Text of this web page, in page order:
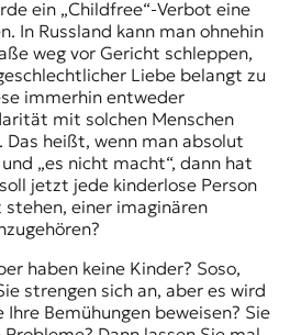
ein „Childfree“-Verbot eine
In Russland kann man ohnehin
weg vor Gericht schleppen,
Liebe belangt zu
immerhin entweder
mit solchen Menschen
Das heißt, wenn man absolut
„es nicht macht“, dann hat
jetzt jede kinderlose Person
einer imaginären
haben keine Kinder? Soso,
strengen sich an, aber es wird
Ihre Bemühungen beweisen? Sie